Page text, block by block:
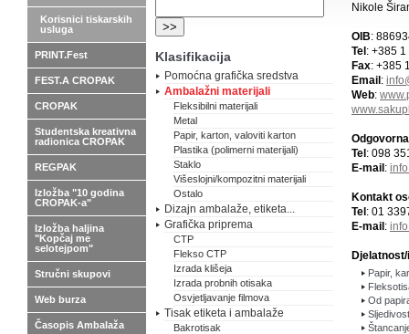
Klasifikacija
Pomoćna grafička sredstva
Ambalažni materijali
Fleksibilni materijali
Metal
Papir, karton, valoviti karton
Plastika (polimerni materijali)
Staklo
Višeslojni/kompozitni materijali
Ostalo
Dizajn ambalaže, etiketa...
Grafička priprema
CTP
Flekso CTP
Izrada klišeja
Izrada probnih otisaka
Osvjetljavanje filmova
Tisak etiketa i ambalaže
Bakrotisak
Nikole
OIB:
Tel : +385
Fax: +385
Email :
Web:
Tel : 098
E-mail :
Kontakt
Tel : 01
E-mail :
Djelatnost/i
Papir,
Od
Sljedivost
Korisnici tiskarskih
usluga
PRINT.Fest
FEST.A CROPAK
CROPAK
Studentska kreativna
radionica CROPAK
REGPAK
Izložba "10 godina
CROPAK-a"
Izložba haljina
"Kopčaj me
selotejpom"
Stručni skupovi
Web burza
Časopis Ambalaža